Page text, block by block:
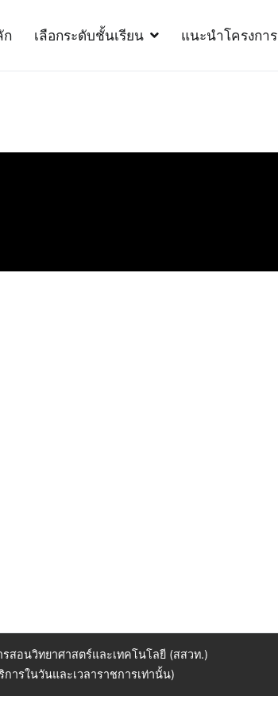
ก เลือกระดับชั้นเรียน แนะนำโครงการ
รสอนวิทยาศาสตร์และเทคโนโลยี (สสวท.)
การในวันและเวลาราชการเท่านั้น)